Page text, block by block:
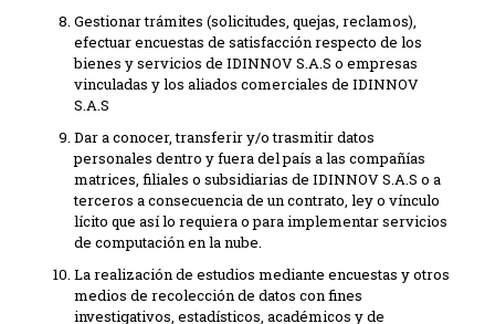
Gestionar trámites (solicitudes, quejas, reclamos),
efectuar encuestas de satisfacción respecto de los
bienes y servicios de IDINNOV S.A.S o empresas
vinculadas y los aliados comerciales de IDINNOV
S.A.S
Dar a conocer, transferir y/o trasmitir datos
personales dentro y fuera del país a las compañías
matrices, filiales o subsidiarias de IDINNOV S.A.S o a
terceros a consecuencia de un contrato, ley o vínculo
lícito que así lo requiera o para implementar servicios
de computación en la nube.
La realización de estudios mediante encuestas y otros
medios de recolección de datos con fines
investigativos, estadísticos, académicos y de